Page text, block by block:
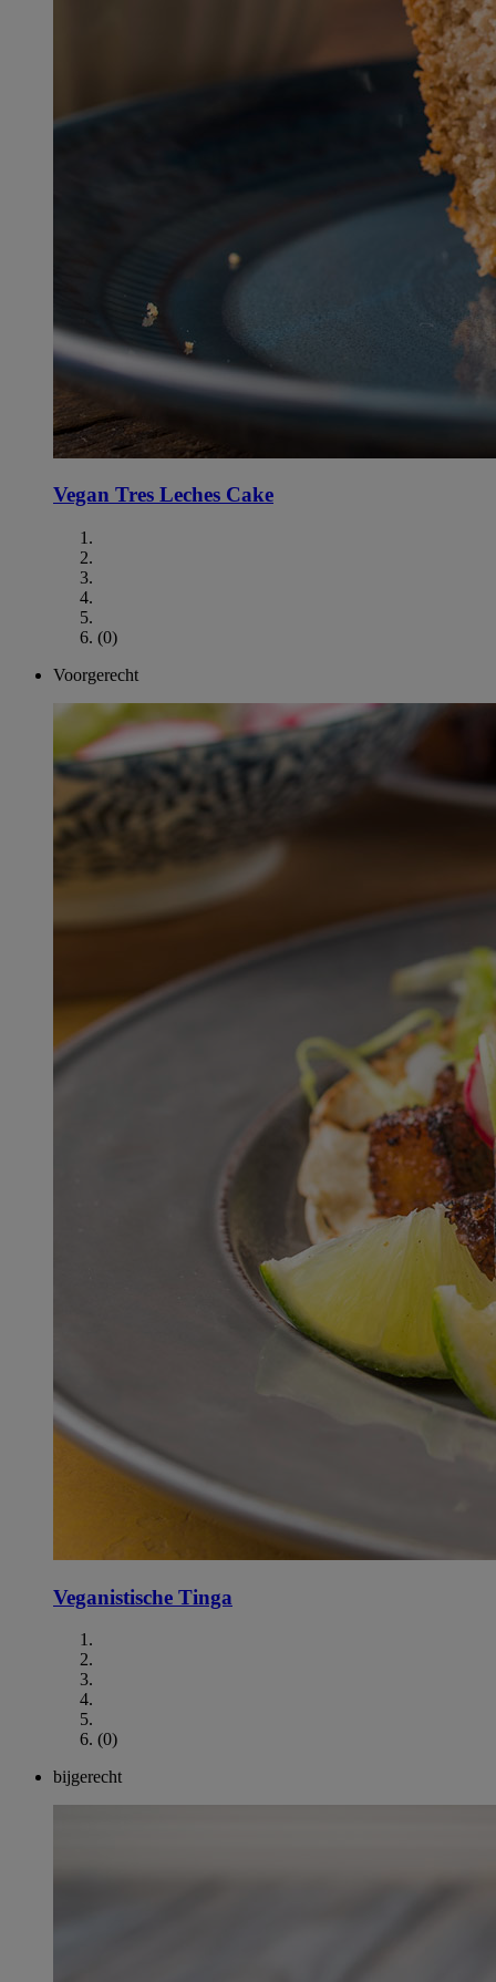
Vegan Tres Leches Cake
(0)
Voorgerecht
Veganistische Tinga
(0)
bijgerecht